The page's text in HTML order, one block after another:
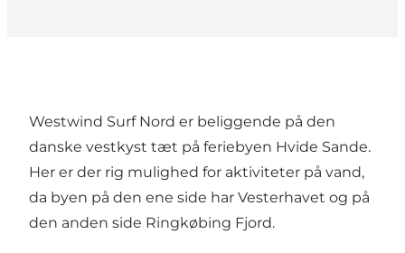
Westwind Surf Nord er beliggende på den
danske vestkyst tæt på feriebyen Hvide Sande.
Her er der rig mulighed for aktiviteter på vand,
da byen på den ene side har Vesterhavet og på
den anden side Ringkøbing Fjord.